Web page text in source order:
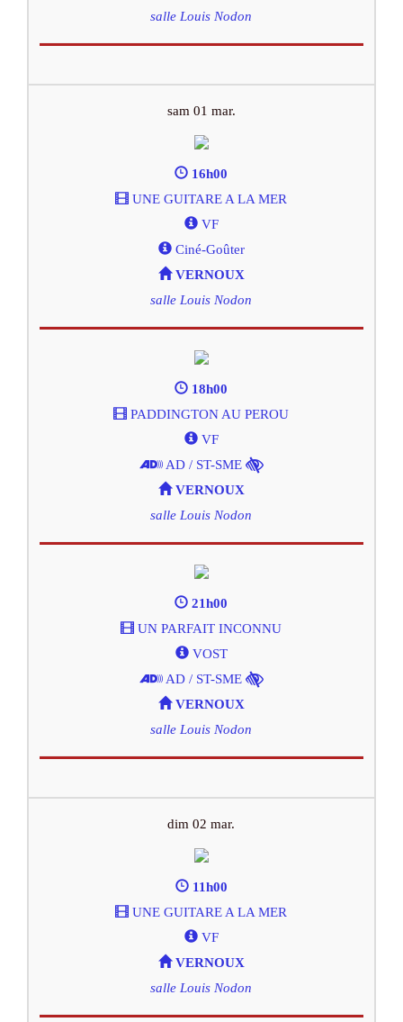
salle Louis Nodon
sam 01 mar.
16h00
UNE GUITARE A LA MER
VF
Ciné-Goûter
VERNOUX
salle Louis Nodon
18h00
PADDINGTON AU PEROU
VF
AD / ST-SME
VERNOUX
salle Louis Nodon
21h00
UN PARFAIT INCONNU
VOST
AD / ST-SME
VERNOUX
salle Louis Nodon
dim 02 mar.
11h00
UNE GUITARE A LA MER
VF
VERNOUX
salle Louis Nodon